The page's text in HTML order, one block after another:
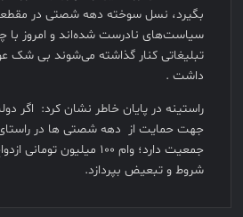
بگیرد، نسل سوخته دهه شصتی در مقطعی
سیاست‌های نادرست شده‌اند و امروز با
تبلیغاتی کنار گذاشته می‌شوند بی شک
داشت .
راستینه در پایان خاطر نشان کرد: اگر
جهت حمایت از دهه شصتی ها در
جمعیت دارد؛ وام ۱۰۰ میلیون
شروط و تبعیض بپردازد.